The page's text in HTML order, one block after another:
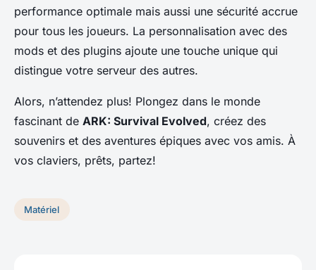
performance optimale mais aussi une sécurité accrue
pour tous les joueurs. La personnalisation avec des
mods et des plugins ajoute une touche unique qui
distingue votre serveur des autres.
Alors, n’attendez plus! Plongez dans le monde
fascinant de ARK: Survival Evolved, créez des
souvenirs et des aventures épiques avec vos amis. À
vos claviers, prêts, partez!
Matériel